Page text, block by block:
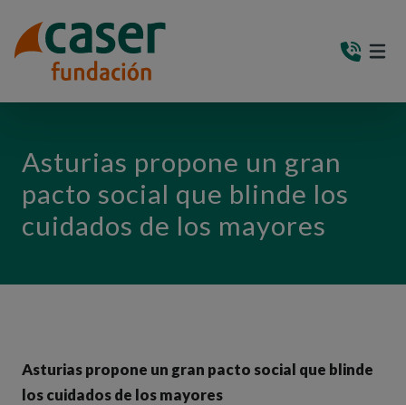
Asturias propone un gran
pacto social que blinde los
cuidados de los mayores
Asturias propone un gran pacto social que blinde
los cuidados de los mayores